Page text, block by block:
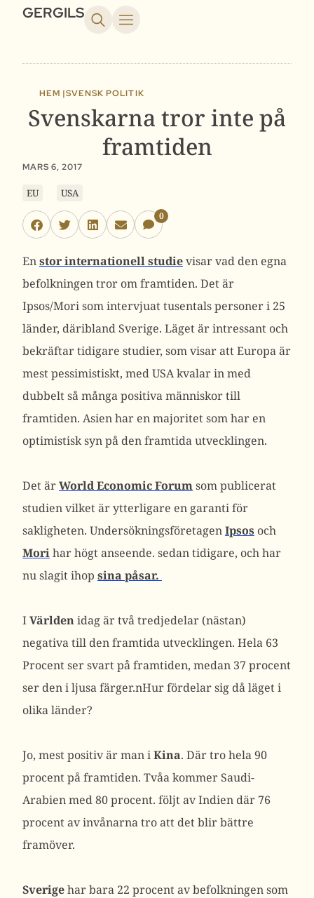
GERGILS
HEM |SVENSK POLITIK
Svenskarna tror inte på
framtiden
MARS 6, 2017
EU USA
0
Enstor internationell studievisar vad den egna
befolkningen tror om framtiden. Det är
Ipsos/Mori som intervjuat tusentals personer i 25
länder, däribland Sverige. Läget är intressant och
bekräftar tidigare studier, som visar att Europa är
mest pessimistiskt, med USA kvalar in med
dubbelt så många positiva människor till
framtiden. Asien har en majoritet som har en
optimistisk syn på den framtida utvecklingen.
Det ärWorld Economic Forumsom publicerat
studien vilket är ytterligare en garanti för
sakligheten. UndersökningsföretagenIpsos och
Morihar högt anseende. sedan tidigare, och har
nu slagit ihop sina påsar.
IVärldenidag är två tredjedelar (nästan)
negativa till den framtida utvecklingen. Hela 63
Procent ser svart på framtiden, medan 37 procent
ser den i ljusa färger.nHur fördelar sig då läget i
olika länder?
Jo, mest positiv är man iKina. Där tro hela 90
procent på framtiden. Tvåa kommer Saudi-
Arabien med 80 procent. följt av Indien där 76
procent av invånarna tro att det blir bättre
framöver.
Sverigehar bara 22 procent av befolkningen som